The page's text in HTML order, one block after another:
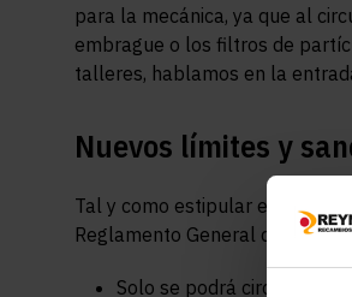
para la mecánica, ya que al
embrague o los filtros de
talleres, hablamos en la
Nuevos límites y
Tal y como estipular el Real
Reglamento General de
Solo se podrá circular a